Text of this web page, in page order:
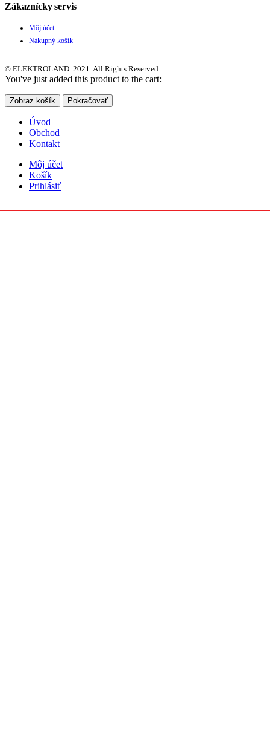
Zákaznícky servis
Môj účet
Nákupný košík
© ELEKTROLAND. 2021. All Rights Reserved
You've just added this product to the cart:
Zobraz košík Pokračovať
Úvod
Obchod
Kontakt
Môj účet
Košík
Prihlásiť